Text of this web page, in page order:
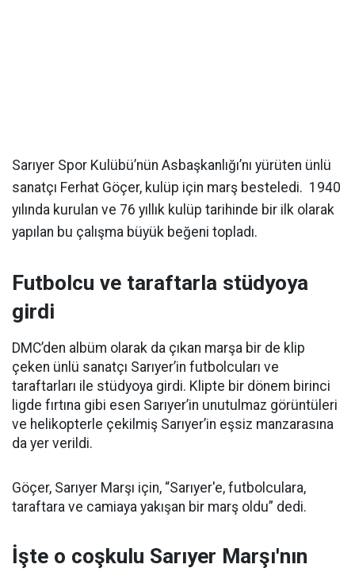
Sarıyer Spor Kulübü’nün Asbaşkanlığı’nı yürüten ünlü
sanatçı Ferhat Göçer, kulüp için marş besteledi. 1940
yılında kurulan ve 76 yıllık kulüp tarihinde bir ilk olarak
yapılan bu çalışma büyük beğeni topladı.
Futbolcu ve taraftarla stüdyoya
girdi
DMC’den albüm olarak da çıkan marşa bir de klip
çeken ünlü sanatçı Sarıyer’in futbolcuları ve
taraftarları ile stüdyoya girdi. Klipte bir dönem birinci
ligde fırtına gibi esen Sarıyer’in unutulmaz görüntüleri
ve helikopterle çekilmiş Sarıyer’in eşsiz manzarasına
da yer verildi.
Göçer, Sarıyer Marşı için, “Sarıyer'e, futbolculara,
taraftara ve camiaya yakışan bir marş oldu” dedi.
İşte o coşkulu Sarıyer Marşı'nın